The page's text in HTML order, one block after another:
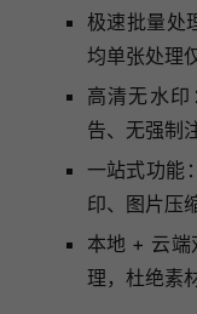
极速批量处
均单张处理
高清无水
告、无强制
一站式功能
印、图片压
本地 + 云端
理，杜绝素